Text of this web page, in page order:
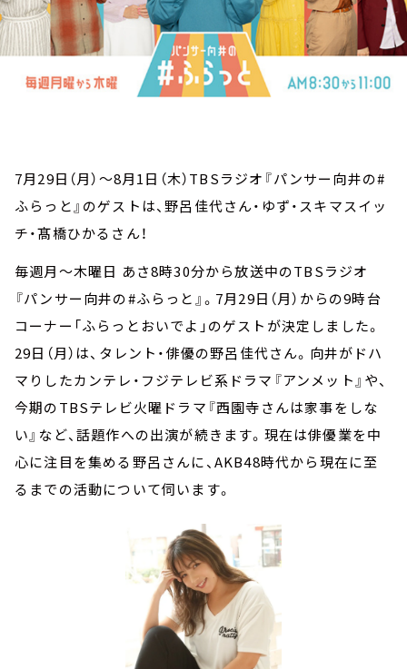
7月29日（月）～8月1日（木）TBSラジオ『パンサー向井の#
ふらっと』のゲストは、野呂佳代さん・ゆず・スキマスイッ
チ・髙橋ひかるさん！
毎週月～木曜日 あさ8時30分から放送中のTBSラジオ
『パンサー向井の#ふらっと』。7月29日（月）からの9時台
コーナー「ふらっとおいでよ」のゲストが決定しました。
29日（月）は、タレント・俳優の野呂佳代さん。向井がドハ
マりしたカンテレ・フジテレビ系ドラマ『アンメット』や、
今期のTBSテレビ火曜ドラマ『西園寺さんは家事をしな
い』など、話題作への出演が続きます。現在は俳優業を中
心に注目を集める野呂さんに、AKB48時代から現在に至
るまでの活動について伺います。